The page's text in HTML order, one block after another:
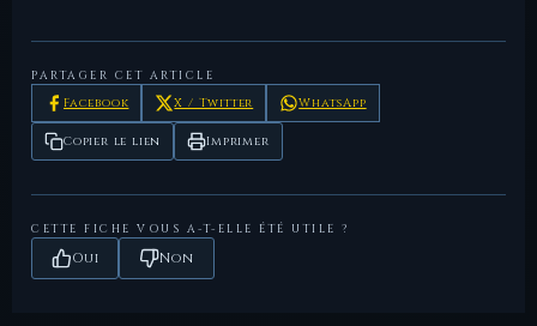
République romaine
1886.
PARTAGER CET ARTICLE
Facebook X / Twitter WhatsApp
Copier le lien Imprimer
CETTE FICHE VOUS A-T-ELLE ÉTÉ UTILE ?
Oui Non